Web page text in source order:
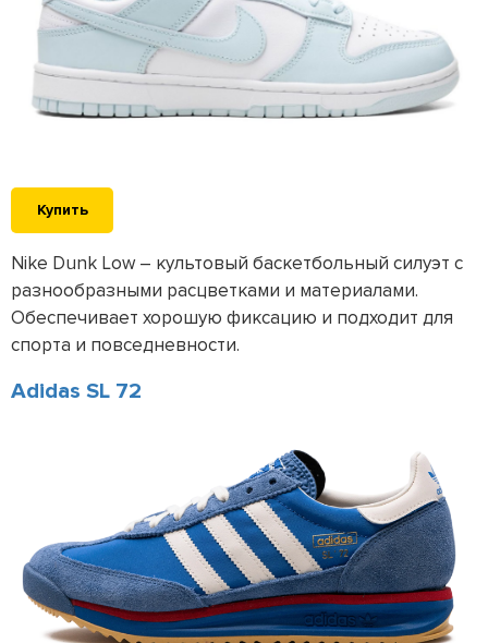
Купить
Nike Dunk Low – культовый баскетбольный силуэт с
разнообразными расцветками и материалами.
Обеспечивает хорошую фиксацию и подходит для
спорта и повседневности.
Adidas SL 72